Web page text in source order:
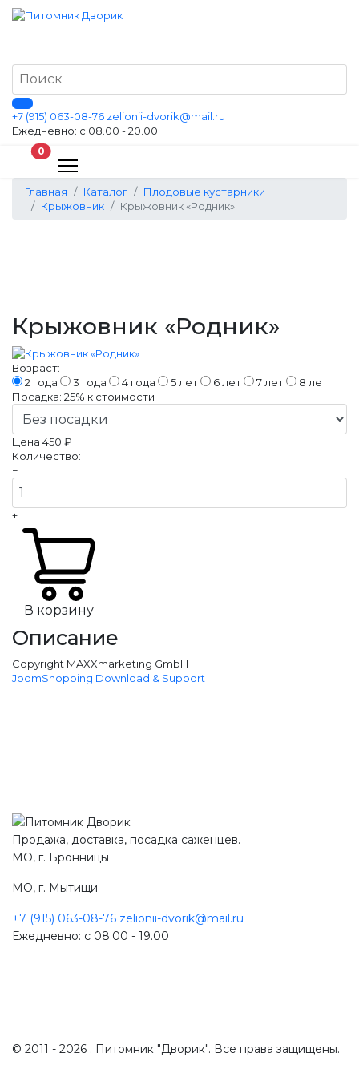
+7 (915) 063-08-76 zelionii-dvorik@mail.ru
Ежедневно: с 08.00 - 20.00
0В корзину
Главная Каталог
Плодовые кустарники
Крыжовник
Крыжовник «Родник»
Крыжовник «Родник»
Возраст:
2 года
3 года 4 года 5 лет 6 лет 7 лет
8 лет
Посадка: 25% к стоимости
Цена 450 ₽
Количество:
−
+
В корзину
Описание
Copyright MAXXmarketing GmbH
JoomShopping Download & Support
Продажа, доставка, посадка саженцев.
МО, г. Бронницы
МО, г. Мытищи
+7 (915) 063-08-76 zelionii-dvorik@mail.ru
Ежедневно: с 08.00 - 19.00
© 2011 - 2026 . Питомник "Дворик". Все права защищены.